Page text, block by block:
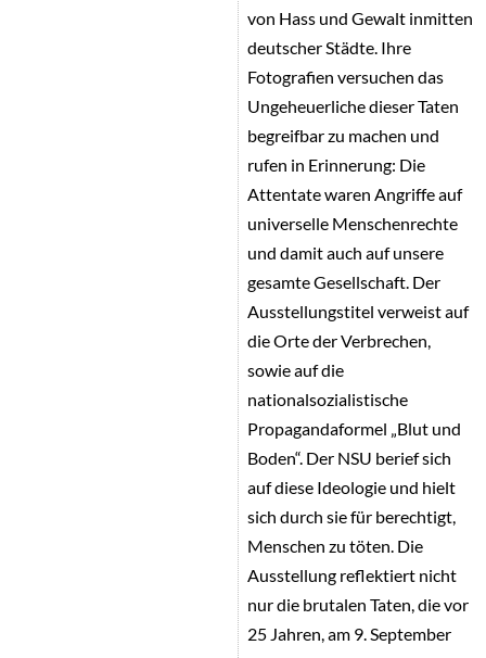
von Hass und Gewalt inmitten
deutscher Städte. Ihre
Fotografien versuchen das
Ungeheuerliche dieser Taten
begreifbar zu machen und
rufen in Erinnerung: Die
Attentate waren Angriffe auf
universelle Menschenrechte
und damit auch auf unsere
gesamte Gesellschaft. Der
Ausstellungstitel verweist auf
die Orte der Verbrechen,
sowie auf die
nationalsozialistische
Propagandaformel „Blut und
Boden“. Der NSU berief sich
auf diese Ideologie und hielt
sich durch sie für berechtigt,
Menschen zu töten. Die
Ausstellung reflektiert nicht
nur die brutalen Taten, die vor
25 Jahren, am 9. September